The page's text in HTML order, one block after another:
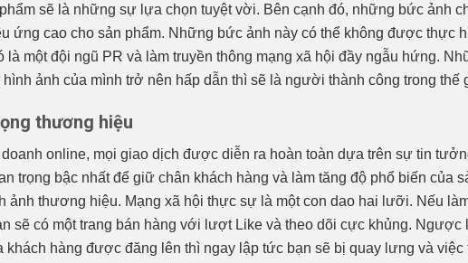
sẽ là những sự lựa chọn tuyệt vời. Bên cạnh đó, những bức ảnh
ứng cao cho sản phẩm. Những bức ảnh này có thể không được thực
là một đội ngũ PR và làm truyền thông mạng xã hội đầy ngẫu hứng.
ảnh của mình trở nên hấp dẫn thì sẽ là người thành công trong thế
thương hiệu
online, mọi giao dịch được diễn ra hoàn toàn dựa trên sự tin
trọng bậc nhất để giữ chân khách hàng và làm tăng độ phổ biến của
ảnh thương hiệu. Mạng xã hội thực sự là một con dao hai lưỡi. Nếu
sẽ có một trang bán hàng với lượt Like và theo dõi cực khủng.
khách hàng được đăng lên thì ngay lập tức bạn sẽ bị quay lưng và